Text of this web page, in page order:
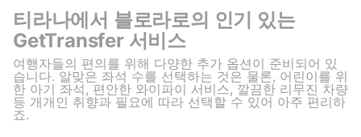
티라나에서 블로라로의 인기 있는
GetTransfer 서비스
여행자들의 편의를 위해 다양한 추가 옵션이 준비되어 있
습니다. 알맞은 좌석 수를 선택하는 것은 물론, 어린이를 위
한 아기 좌석, 편안한 와이파이 서비스, 깔끔한 리무진 차량
등 개개인 취향과 필요에 따라 선택할 수 있어 아주 편리하
죠.